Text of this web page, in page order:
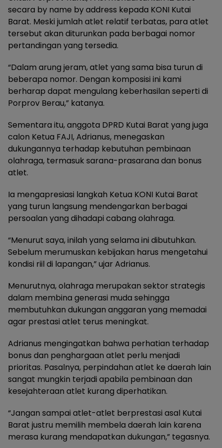
secara by name by address kepada KONI Kutai
Barat. Meski jumlah atlet relatif terbatas, para atlet
tersebut akan diturunkan pada berbagai nomor
pertandingan yang tersedia.
“Dalam arung jeram, atlet yang sama bisa turun di
beberapa nomor. Dengan komposisi ini kami
berharap dapat mengulang keberhasilan seperti di
Porprov Berau,” katanya.
Sementara itu, anggota DPRD Kutai Barat yang juga
calon Ketua FAJI, Adrianus, menegaskan
dukungannya terhadap kebutuhan pembinaan
olahraga, termasuk sarana-prasarana dan bonus
atlet.
Ia mengapresiasi langkah Ketua KONI Kutai Barat
yang turun langsung mendengarkan berbagai
persoalan yang dihadapi cabang olahraga.
“Menurut saya, inilah yang selama ini dibutuhkan.
Sebelum merumuskan kebijakan harus mengetahui
kondisi riil di lapangan,” ujar Adrianus.
Menurutnya, olahraga merupakan sektor strategis
dalam membina generasi muda sehingga
membutuhkan dukungan anggaran yang memadai
agar prestasi atlet terus meningkat.
Adrianus mengingatkan bahwa perhatian terhadap
bonus dan penghargaan atlet perlu menjadi
prioritas. Pasalnya, perpindahan atlet ke daerah lain
sangat mungkin terjadi apabila pembinaan dan
kesejahteraan atlet kurang diperhatikan.
“Jangan sampai atlet-atlet berprestasi asal Kutai
Barat justru memilih membela daerah lain karena
merasa kurang mendapatkan dukungan,” tegasnya.